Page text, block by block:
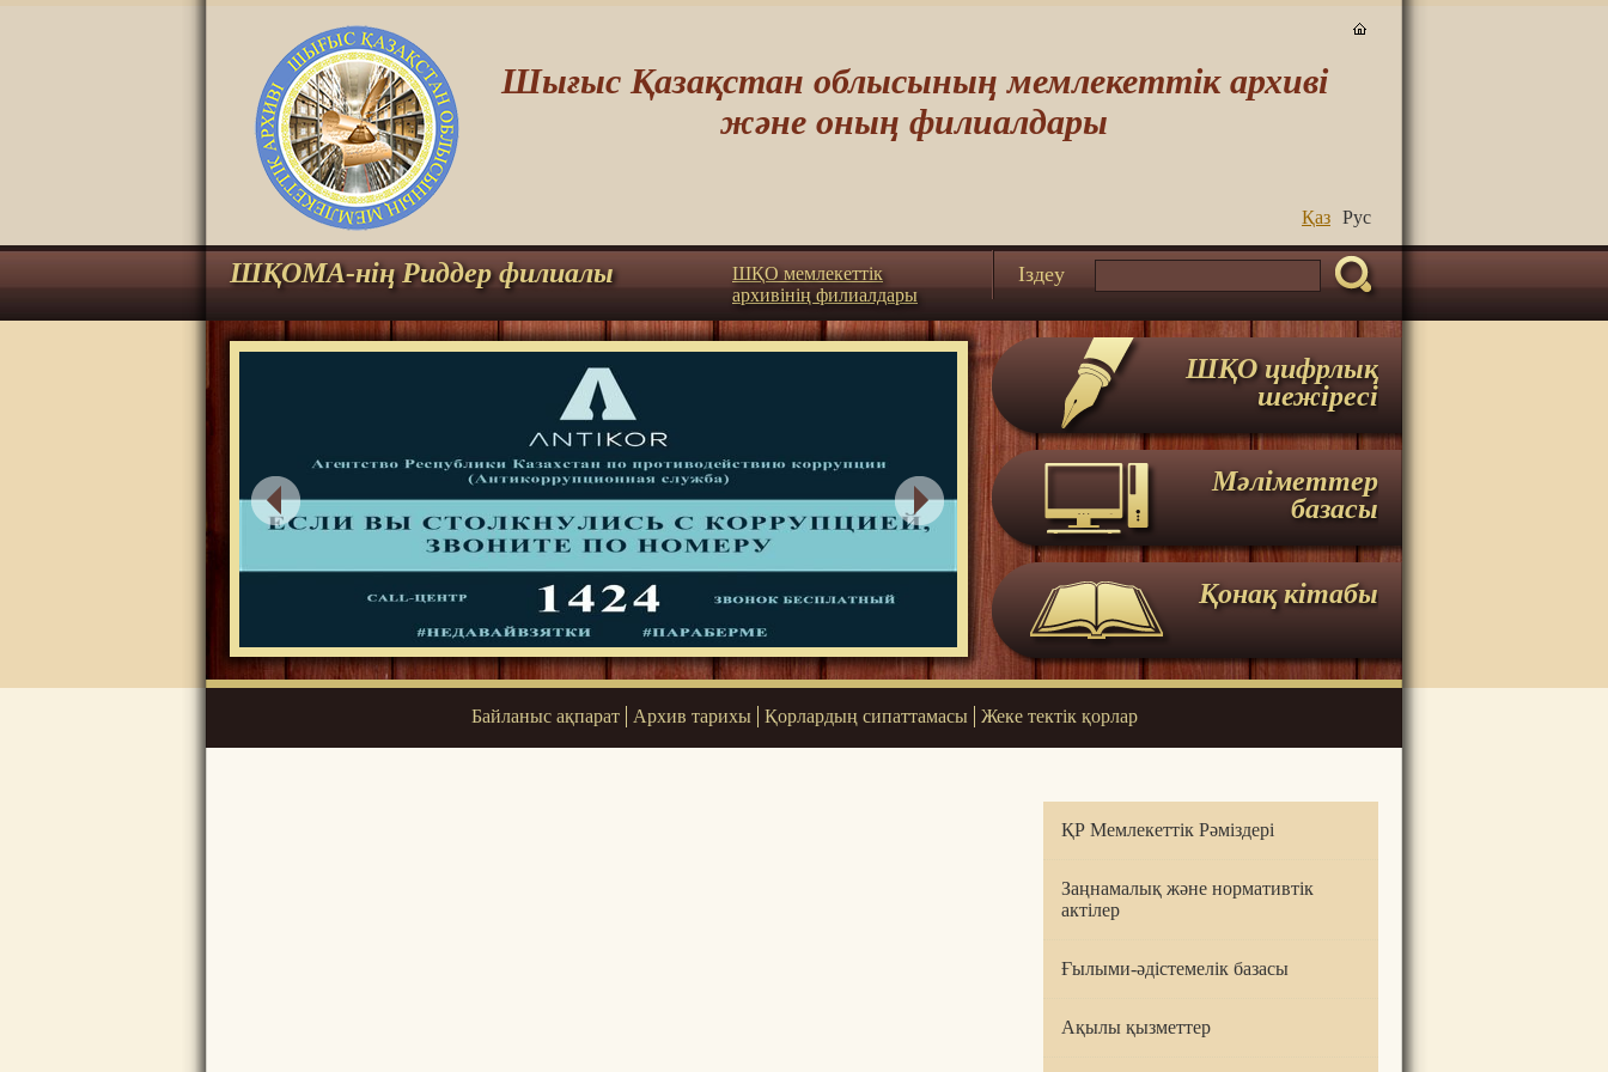
Шығыс Қазақстан облысының мемлекеттік архиві
және оның филиалдары
Қаз Руc
ШҚОМА-нің Риддер филиалы
ШҚО мемлекеттік
архивінің филиалдары
Iздеу
ШҚО цифрлық
шежіресі
Мәліметтер
базасы
Қонақ кітабы
Байланыс ақпарат Архив тарихы Қорлардың сипаттамасы Жеке тектік қорлар
ҚР Мемлекеттік Рәміздері
Заңнамалық және нормативтік
актілер
Ғылыми-әдістемелік базасы
Ақылы қызметтер